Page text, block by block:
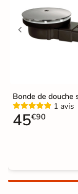
Emplacement
évacuation
Grille évacuation
bonde
Pieds
Garantie
Bonde de
1 avis
45€90